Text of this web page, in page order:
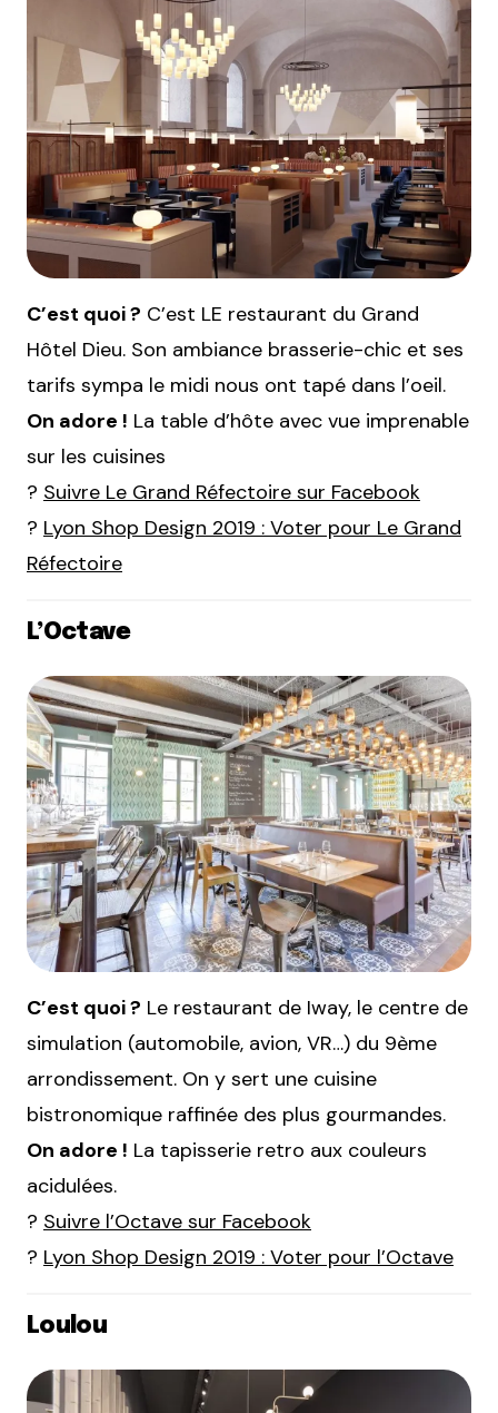
C’est quoi ? C’est LE restaurant du Grand
Hôtel Dieu. Son ambiance brasserie-chic et ses
tarifs sympa le midi nous ont tapé dans l’oeil.
On adore ! La table d’hôte avec vue imprenable
sur les cuisines
? Suivre Le Grand Réfectoire sur Facebook
? Lyon Shop Design 2019 : Voter pour Le Grand
Réfectoire
L’Octave
C’est quoi ? Le restaurant de Iway, le centre de
simulation (automobile, avion, VR…) du 9ème
arrondissement. On y sert une cuisine
bistronomique raffinée des plus gourmandes.
On adore ! La tapisserie retro aux couleurs
acidulées.
? Suivre l’Octave sur Facebook
? Lyon Shop Design 2019 : Voter pour l’Octave
Loulou